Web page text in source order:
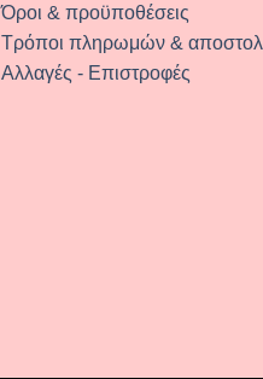
Όροι & προϋποθέσεις
Τρόποι πληρωμών &
Αλλαγές - Επιστροφές